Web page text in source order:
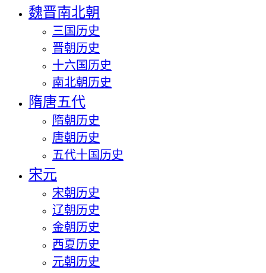
魏晋南北朝
三国历史
晋朝历史
十六国历史
南北朝历史
隋唐五代
隋朝历史
唐朝历史
五代十国历史
宋元
宋朝历史
辽朝历史
金朝历史
西夏历史
元朝历史